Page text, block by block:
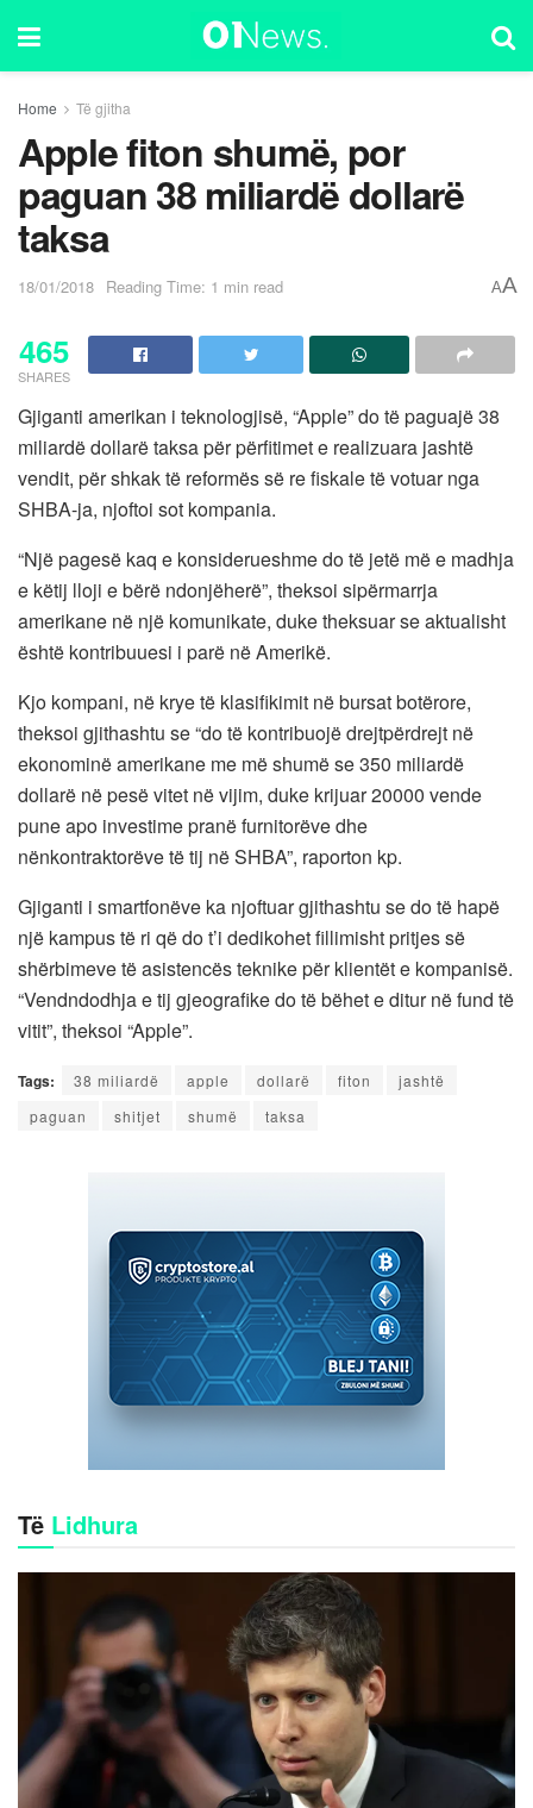
Home Të gjitha
Apple fiton shumë, por
paguan 38 miliardë dollarë
taksa
18/01/2018 Reading Time: 1 min read AA
465
SHARES
Gjiganti amerikan i teknologjisë, “Apple” do të paguajë 38
miliardë dollarë taksa për përfitimet e realizuara jashtë
vendit, për shkak të reformës së re fiskale të votuar nga
SHBA-ja, njoftoi sot kompania.
“Një pagesë kaq e konsiderueshme do të jetë më e madhja
e këtij lloji e bërë ndonjëherë”, theksoi sipërmarrja
amerikane në një komunikate, duke theksuar se aktualisht
është kontribuuesi i parë në Amerikë.
Kjo kompani, në krye të klasifikimit në bursat botërore,
theksoi gjithashtu se “do të kontribuojë drejtpërdrejt në
ekonominë amerikane me më shumë se 350 miliardë
dollarë në pesë vitet në vijim, duke krijuar 20000 vende
pune apo investime pranë furnitorëve dhe
nënkontraktorëve të tij në SHBA”, raporton kp.
Gjiganti i smartfonëve ka njoftuar gjithashtu se do të hapë
një kampus të ri që do t’i dedikohet fillimisht pritjes së
shërbimeve të asistencës teknike për klientët e kompanisë.
“Vendndodhja e tij gjeografike do të bëhet e ditur në fund të
vitit”, theksoi “Apple”.
Tags: 38 miliardë apple dollarë fiton
jashtë
paguan
shitjet shumë taksa
Të Lidhura